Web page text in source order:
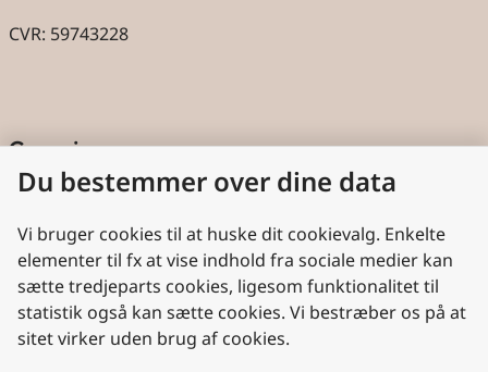
CVR: 59743228
Genveje
Cookies
Aktindsigt
Persondatabeskyttelse
Nyttige links
Du bestemmer over dine data
Vi bruger cookies til at huske dit cookievalg. Enkelte
elementer til fx at vise indhold fra sociale medier kan
sætte tredjeparts cookies, ligesom funktionalitet til
statistik også kan sætte cookies. Vi bestræber os på at
sitet virker uden brug af cookies.